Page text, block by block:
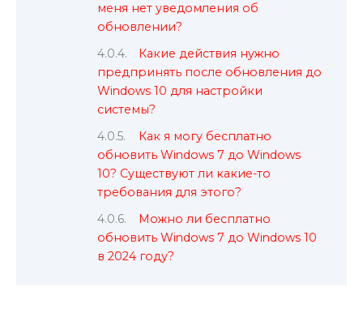
меня нет уведомления об
обновлении?
Какие действия нужно
предпринять после обновления до
Windows 10 для настройки
системы?
Как я могу бесплатно
обновить Windows 7 до Windows
10? Существуют ли какие-то
требования для этого?
Можно ли бесплатно
обновить Windows 7 до Windows 10
в 2024 году?